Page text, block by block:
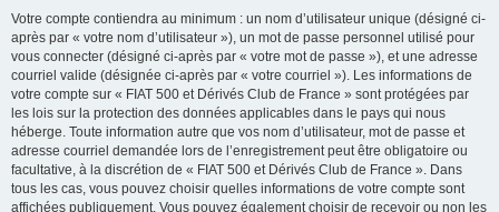
Votre compte contiendra au minimum : un nom d’utilisateur unique (désigné ci-
après par « votre nom d’utilisateur »), un mot de passe personnel utilisé pour
vous connecter (désigné ci-après par « votre mot de passe »), et une adresse
courriel valide (désignée ci-après par « votre courriel »). Les informations de
votre compte sur « FIAT 500 et Dérivés Club de France » sont protégées par
les lois sur la protection des données applicables dans le pays qui nous
héberge. Toute information autre que vos nom d’utilisateur, mot de passe et
adresse courriel demandée lors de l’enregistrement peut être obligatoire ou
facultative, à la discrétion de « FIAT 500 et Dérivés Club de France ». Dans
tous les cas, vous pouvez choisir quelles informations de votre compte sont
affichées publiquement. Vous pouvez également choisir de recevoir ou non les